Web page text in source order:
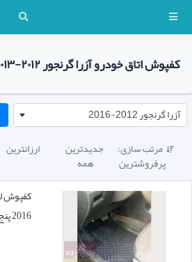
کفپوش اتاق خودرو آزرا گرنجور ۲۰۱۲-۲۰۱۳-۲۰۱۴-۲۰۱۵-۲۰۱۶
آزرا گرنجور 2012-2016
 مرتب سازی: جدیدترین ارزانترین
پرفروشترین همه
2016 پنج تکه تک سایز